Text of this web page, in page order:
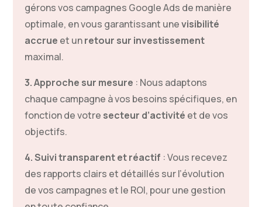
gérons vos campagnes Google Ads de manière
optimale, en vous garantissant unevisibilité
accrue et unretour sur investissement
maximal.
3. Approche sur mesure : Nous adaptons
chaque campagne à vos besoins spécifiques, en
fonction de votre secteur d’activité et de vos
objectifs.
4. Suivi transparent et réactif : Vous recevez
des rapports clairs et détaillés sur l’évolution
de vos campagnes et le ROI, pour une gestion